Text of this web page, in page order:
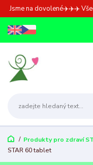
Jsme na dovolené✈️✈️✈️
Produkty pro zdraví
STAR 60 tablet